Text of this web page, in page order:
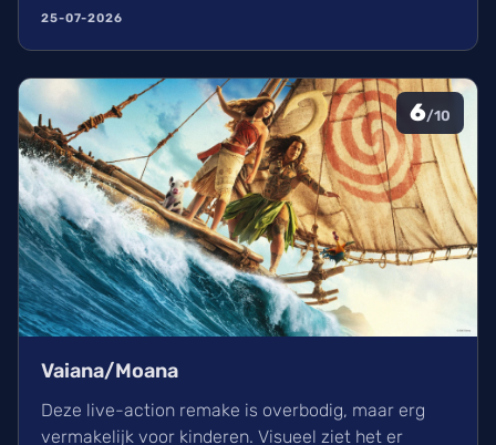
film in een indrukwekkend epos vol praktische
25-07-2026
6/10
Vaiana/Moana
Deze live-action remake is overbodig, maar erg
vermakelijk voor kinderen. Visueel ziet het er